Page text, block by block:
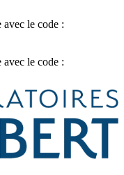
avec le code :
avec le code :